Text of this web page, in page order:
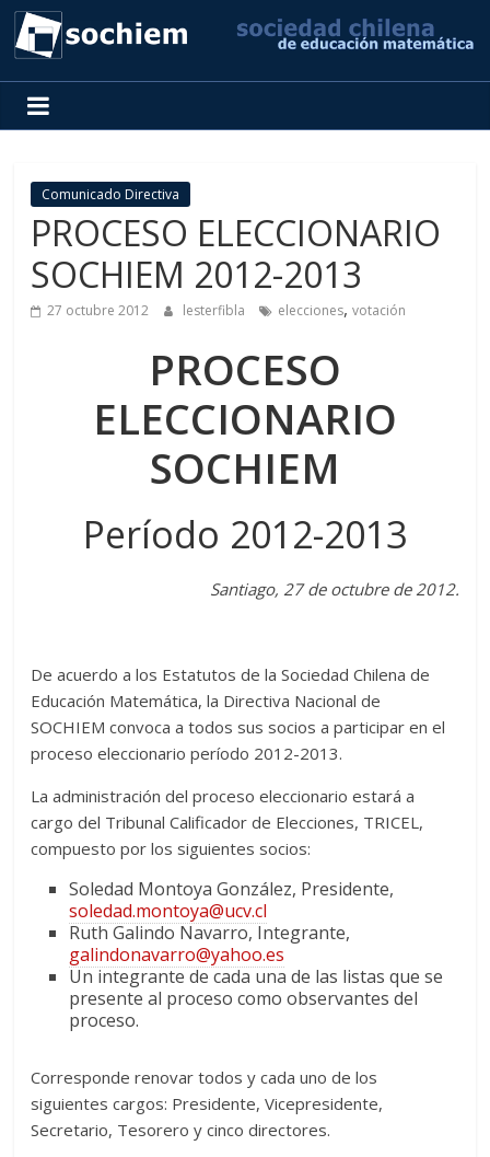
SOCHIEM
Sociedad
de
Educación
Matemática
Comunicado Directiva
PROCESO ELECCIONARIO
SOCHIEM 2012-2013
27 octubre 2012 lesterfibla elecciones,votación
PROCESO
ELECCIONARIO
SOCHIEM
Período 2012-2013
Santiago, 27 de octubre de 2012.
De acuerdo a los Estatutos de la Sociedad Chilena de
Educación Matemática, la Directiva Nacional de
SOCHIEM convoca a todos sus socios a participar en el
proceso eleccionario período 2012-2013.
La administración del proceso eleccionario estará a
cargo del Tribunal Calificador de Elecciones, TRICEL,
compuesto por los siguientes socios:
Soledad Montoya González, Presidente,
soledad.montoya@ucv.cl
Ruth Galindo Navarro, Integrante,
galindonavarro@yahoo.es
Un integrante de cada una de las listas que se
presente al proceso como observantes del
proceso.
Corresponde renovar todos y cada uno de los
siguientes cargos: Presidente, Vicepresidente,
Secretario, Tesorero y cinco directores.